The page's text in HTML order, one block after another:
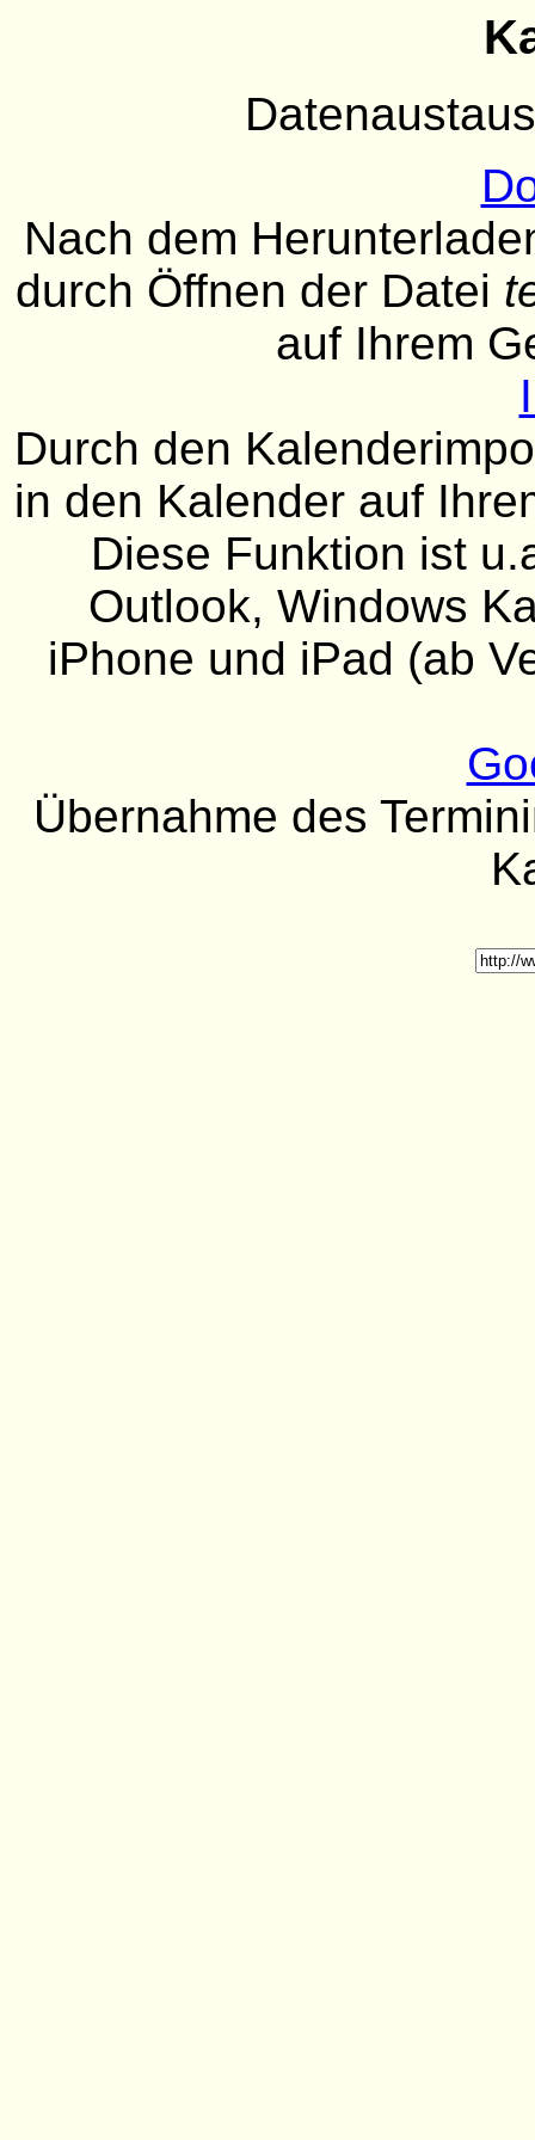
Nach dem
durch Öffnen der Datei
auf Ihrem
Durch den
in den Kalender auf
Diese Funktion ist
Outlook, Windows
iPhone und iPad (ab
Übernahme des